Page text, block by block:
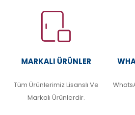
MARKALI ÜRÜNLER
Tüm Ürünlerimiz Lisanslı Ve
Markalı Ürünlerdir.